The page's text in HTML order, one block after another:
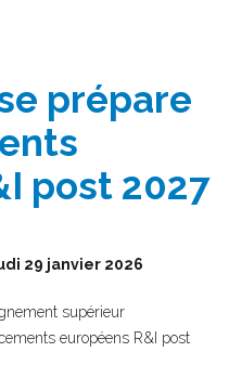
prépare
post 2027
29 janvier 2026
supérieur